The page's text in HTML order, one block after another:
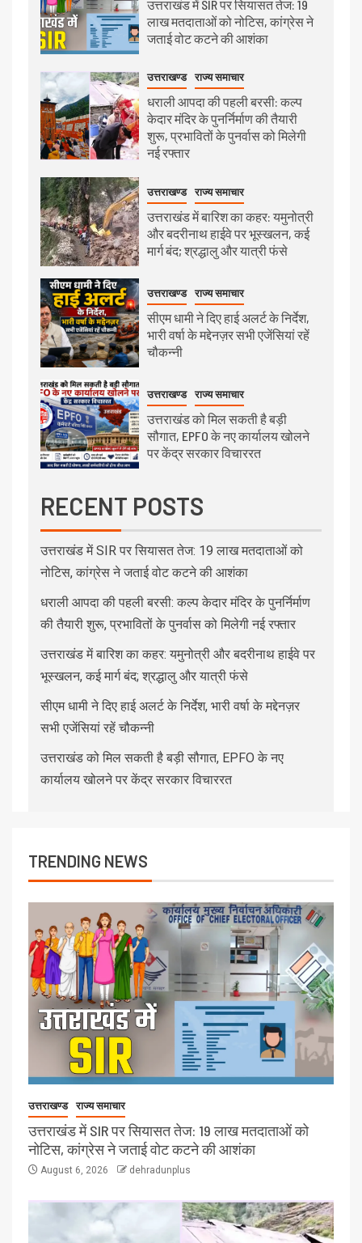
उत्तराखंड में SIR पर सियासत तेज: 19
लाख मतदाताओं को नोटिस, कांग्रेस ने
जताई वोट कटने की आशंका
उत्तराखण्ड राज्य समाचार
धराली आपदा की पहली बरसी: कल्प
केदार मंदिर के पुनर्निर्माण की तैयारी
शुरू, प्रभावितों के पुनर्वास को मिलेगी
नई रफ्तार
उत्तराखण्ड राज्य समाचार
उत्तराखंड में बारिश का कहर: यमुनोत्री
और बदरीनाथ हाईवे पर भूस्खलन, कई
मार्ग बंद; श्रद्धालु और यात्री फंसे
उत्तराखण्ड राज्य समाचार
सीएम धामी ने दिए हाई अलर्ट के निर्देश,
भारी वर्षा के मद्देनज़र सभी एजेंसियां रहें
चौकन्नी
उत्तराखण्ड राज्य समाचार
उत्तराखंड को मिल सकती है बड़ी
सौगात, EPFO के नए कार्यालय खोलने
पर केंद्र सरकार विचाररत
RECENT POSTS
उत्तराखंड में SIR पर सियासत तेज: 19 लाख मतदाताओं को
नोटिस, कांग्रेस ने जताई वोट कटने की आशंका
धराली आपदा की पहली बरसी: कल्प केदार मंदिर के पुनर्निर्माण
की तैयारी शुरू, प्रभावितों के पुनर्वास को मिलेगी नई रफ्तार
उत्तराखंड में बारिश का कहर: यमुनोत्री और बदरीनाथ हाईवे पर
भूस्खलन, कई मार्ग बंद; श्रद्धालु और यात्री फंसे
सीएम धामी ने दिए हाई अलर्ट के निर्देश, भारी वर्षा के मद्देनज़र
सभी एजेंसियां रहें चौकन्नी
उत्तराखंड को मिल सकती है बड़ी सौगात, EPFO के नए
कार्यालय खोलने पर केंद्र सरकार विचाररत
TRENDING NEWS
उत्तराखण्ड राज्य समाचार
उत्तराखंड में SIR पर सियासत तेज: 19 लाख मतदाताओं को
नोटिस, कांग्रेस ने जताई वोट कटने की आशंका
August 6, 2026 dehradunplus